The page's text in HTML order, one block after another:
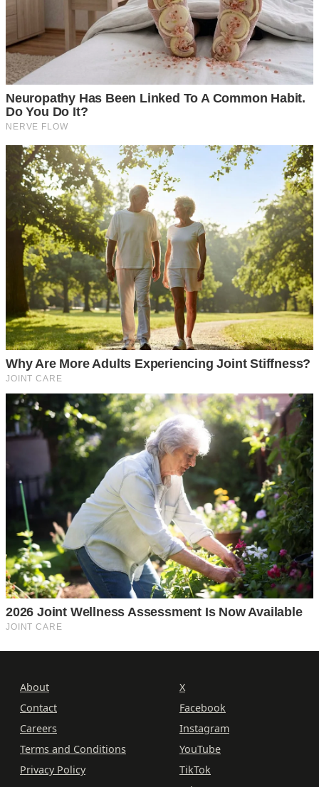
About
Contact
Careers
Terms and Conditions
Privacy Policy
X
Facebook
Instagram
YouTube
TikTok